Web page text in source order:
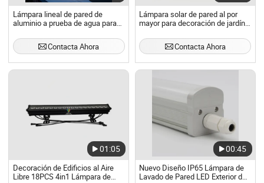
Lámpara lineal de pared de
aluminio a prueba de agua para
moderno IP65
Contacta Ahora
Lámpara solar de pared al por
mayor para decoración de jardín y
solar de pared
Contacta Ahora
01:05
Decoración de Edificios al Aire
Libre 18PCS 4in1 Lámpara de
00:45
Nuevo Diseño IP65 Lámpara de
Lavado de Pared LED Exterior de